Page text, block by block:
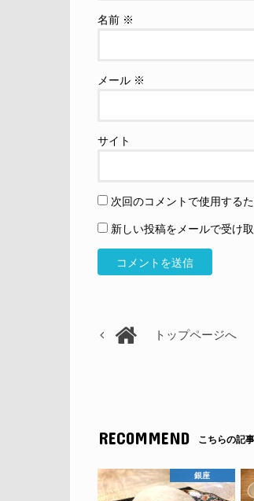
名前 ※
メール ※
サイト
次回のコメントで使用する
新しい投稿をメールで受け
トップページへ
RECOMMEND こちらの記
銀座